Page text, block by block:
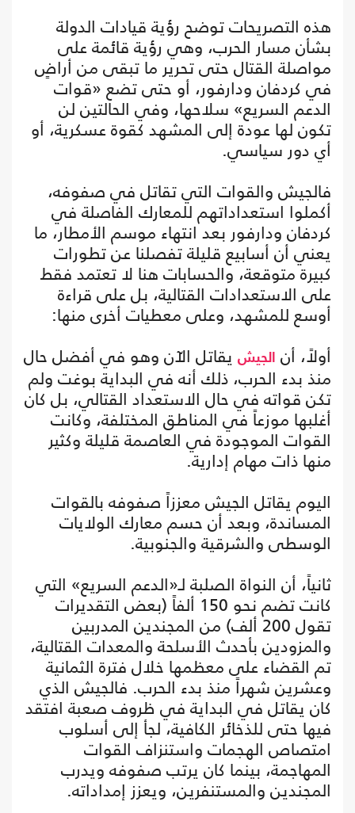
هذه التصريحات توضح رؤية قيادات الدولة
بشأن مسار الحرب، وهي رؤية قائمة على
مواصلة القتال حتى تحرير ما تبقى من أراضٍ
في كردفان ودارفور، أو حتى تضع «قوات
الدعم السريع» سلاحها، وفي الحالتين لن
تكون لها عودة إلى المشهد كقوة عسكرية، أو
أي دور سياسي.
فالجيش والقوات التي تقاتل في صفوفه،
أكملوا استعداداتهم للمعارك الفاصلة في
كردفان ودارفور بعد انتهاء موسم الأمطار، ما
يعني أن أسابيع قليلة تفصلنا عن تطورات
كبيرة متوقعة، والحسابات هنا لا تعتمد فقط
على الاستعدادات القتالية، بل على قراءة
أوسع للمشهد، وعلى معطيات أخرى منها:
أولاً، أن
الجيش يقاتل الآن وهو في أفضل حال
منذ بدء الحرب، ذلك أنه في البداية بوغت ولم
تكن قواته في حال الاستعداد القتالي، بل كان
أغلبها موزعاً في المناطق المختلفة، وكانت
القوات الموجودة في العاصمة قليلة وكثير
منها ذات مهام إدارية.
اليوم يقاتل الجيش معززاً صفوفه بالقوات
المساندة، وبعد أن حسم معارك الولايات
الوسطى والشرقية والجنوبية.
ثانياً، أن النواة الصلبة لـ«الدعم السريع» التي
كانت تضم نحو 150 ألفاً (بعض التقديرات
تقول 200 ألف) من المجندين المدربين
والمزودين بأحدث الأسلحة والمعدات القتالية،
تم القضاء على معظمها خلال فترة الثمانية
وعشرين شهراً منذ بدء الحرب. فالجيش الذي
كان يقاتل في البداية في ظروف صعبة افتقد
فيها حتى للذخائر الكافية، لجأ إلى أسلوب
امتصاص الهجمات واستنزاف القوات
المهاجمة، بينما كان يرتب صفوفه ويدرب
المجندين والمستنفرين، ويعزز إمداداته.